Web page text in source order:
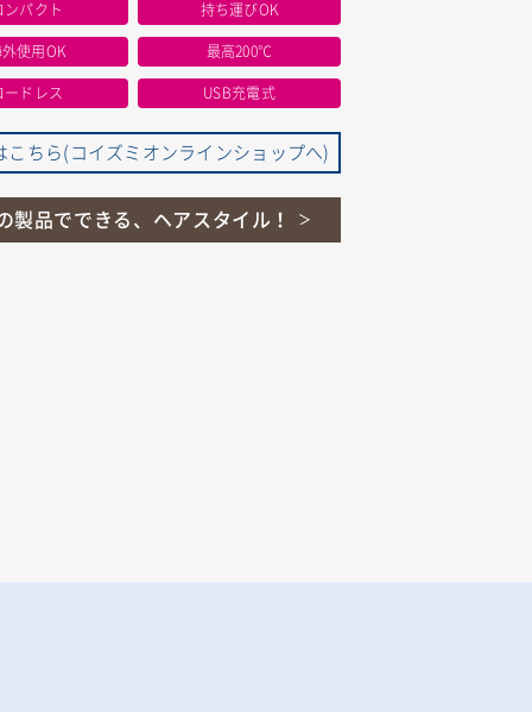
ンパクト 持ち運びOK
外使用OK 最高200℃
ードレス USB充電式
こちら(コイズミオンラインショップへ)
製品でできる、ヘアスタイル！